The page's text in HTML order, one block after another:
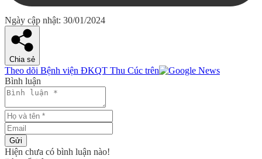
Ngày cập nhật: 30/01/2024
Chia sẻ
Theo dõi Bệnh viện ĐKQT Thu Cúc trên
Bình luận
Gửi
Hiện chưa có bình luận nào!